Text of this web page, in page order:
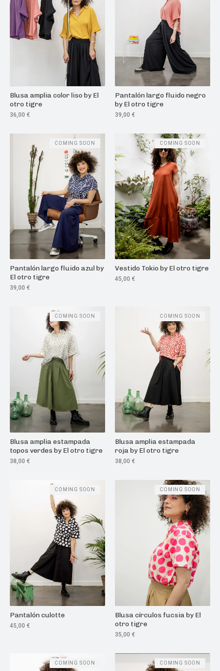
Blusa amplia color liso by El
otro tigre
36,00 €
Pantalón largo fluido negro
by El otro tigre
39,00 €
Pantalón largo fluido azul by
El otro tigre
39,00 €
COMING SOON
Vestido Tokio by El otro tigre
45,00 €
COMING SOON
Blusa amplia estampada
topos verdes by El otro tigre
38,00 €
COMING SOON
Blusa amplia estampada
roja by El otro tigre
38,00 €
COMING SOON
Pantalón culotte
45,00 €
COMING SOON
Blusa círculos fucsia by El
otro tigre
35,00 €
COMING SOON
COMING SOON COMING SOON